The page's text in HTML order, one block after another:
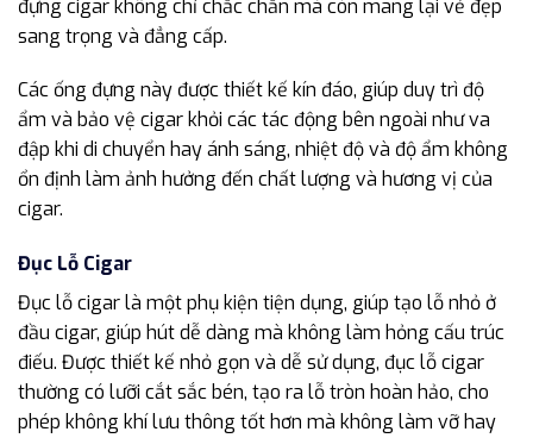
đựng cigar không chỉ chắc chắn mà còn mang lại vẻ đẹp
sang trọng và đẳng cấp.
Các ống đựng này được thiết kế kín đáo, giúp duy trì độ
ẩm và bảo vệ cigar khỏi các tác động bên ngoài như va
đập khi di chuyển hay ánh sáng, nhiệt độ và độ ẩm không
ổn định làm ảnh hưởng đến chất lượng và hương vị của
cigar.
Đục Lỗ Cigar
Đục lỗ cigar là một phụ kiện tiện dụng, giúp tạo lỗ nhỏ ở
đầu cigar, giúp hút dễ dàng mà không làm hỏng cấu trúc
điếu. Được thiết kế nhỏ gọn và dễ sử dụng, đục lỗ cigar
thường có lưỡi cắt sắc bén, tạo ra lỗ tròn hoàn hảo, cho
phép không khí lưu thông tốt hơn mà không làm vỡ hay